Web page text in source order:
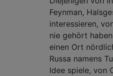
Feynman,
interessieren,
nie gehört
einen Ort
Russa namens
Idee spiele, von